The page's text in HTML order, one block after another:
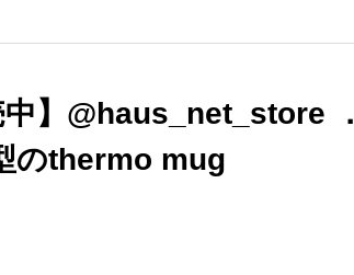
】@haus_net_store ．
のthermo mug